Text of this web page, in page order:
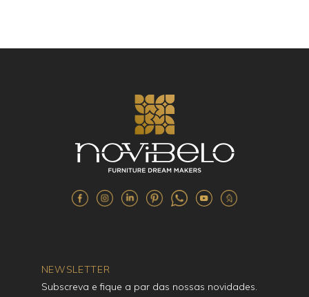
NEWSLETTER
Subscreva e fique a par das nossas novidades.